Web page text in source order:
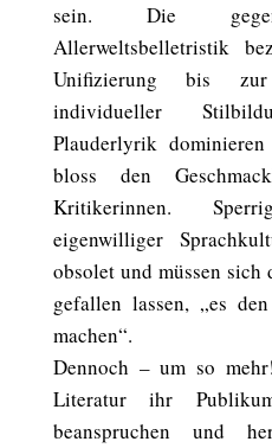
sein. Die
Allerweltsbelletristik
Unifizierung bis zur
individueller
Plauderlyrik
bloss den
Kritikerinnen.
eigenwilliger
obsolet und müssen
gefallen lassen, „es
machen“.
Dennoch – um so
Literatur ihr
beanspruchen und